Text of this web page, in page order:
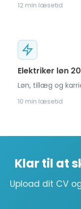
12 min læsetid
Elektriker løn
Løn, tillæg og
10 min læsetid
Klar til at
Upload dit CV